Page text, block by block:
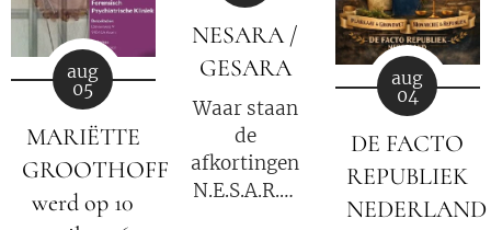
aug
05
MARIËTTE
GROOTHOFF
werd op 10
NESARA /
GESARA
Waar staan
de
afkortingen
N.E.S.A.R.A.
aug
04
DE FACTO
REPUBLIEK
NEDERLAND